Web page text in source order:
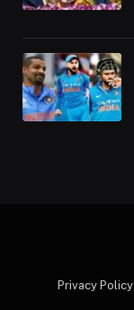
Privacy Policy